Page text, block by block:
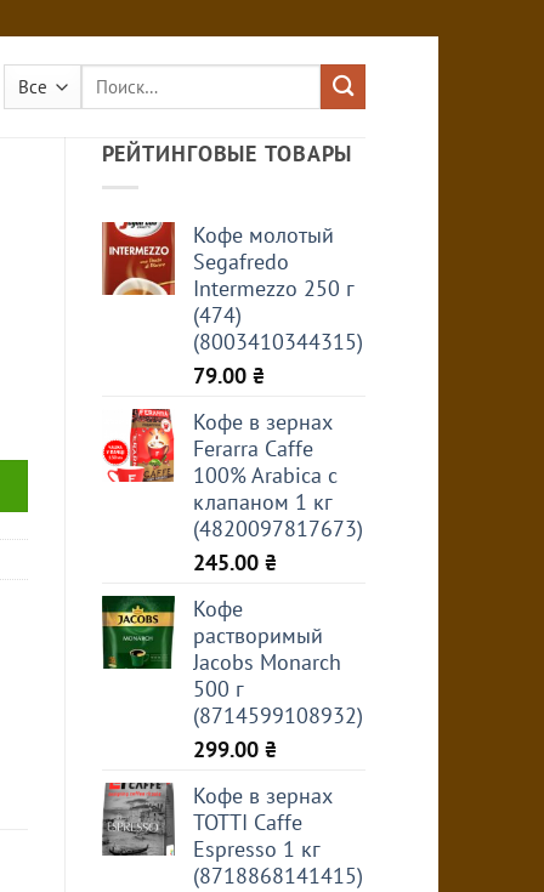
Искать:
РЕЙТИНГОВЫЕ ТОВАРЫ
Кофе молотый
Segafredo
Intermezzo 250 г
(474)
(8003410344315)
79.00 ₴
Кофе в зернах
Ferarra Caffe
100% Arabica с
клапаном 1 кг
(4820097817673)
245.00 ₴
Кофе
растворимый
Jacobs Monarch
500 г
(8714599108932)
299.00 ₴
Кофе в зернах
TOTTI Caffe
Espresso 1 кг
(8718868141415)